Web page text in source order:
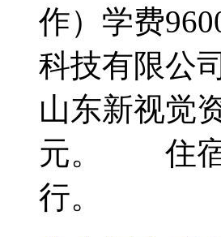
作）学费
科技有限公
山东新视觉
元。 住宿
行。